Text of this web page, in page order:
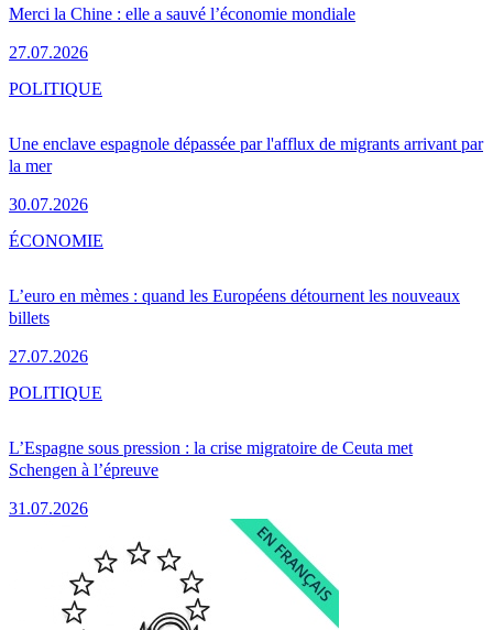
Merci la Chine : elle a sauvé l’économie mondiale
27.07.2026
Une enclave espagnole dépassée par l'afflux de migrants arrivant par
la mer
30.07.2026
POLITIQUE
L’euro en mèmes : quand les Européens détournent les nouveaux
billets
27.07.2026
ÉCONOMIE
L’Espagne sous pression : la crise migratoire de Ceuta met
Schengen à l’épreuve
31.07.2026
POLITIQUE